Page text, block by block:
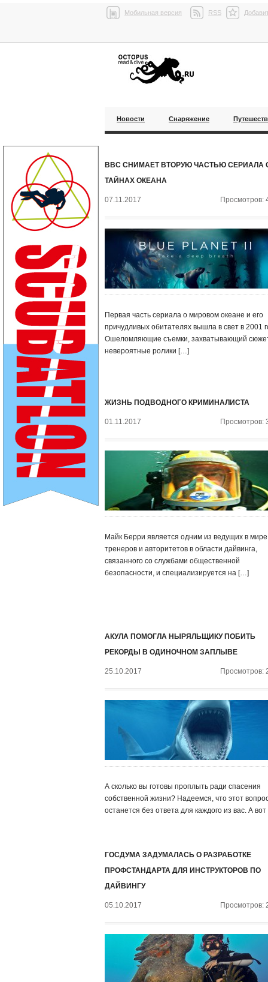
Мобильная версия RSS
Новости Снаряжение
BBC СНИМАЕТ ВТОРУЮ ЧАСТЬЮ СЕРИАЛА
ТАЙНАХ ОКЕАНА
07.11.2017 Просмотров:
Первая часть сериала о мировом океане и его
причудливых обитателях вышла в свет в 2001
Ошеломляющие съемки, захватывающий
невероятные ролики […]
ЖИЗНЬ ПОДВОДНОГО КРИМИНАЛИСТА
01.11.2017 Просмотров:
Майк Берри является одним из ведущих в мире
тренеров и авторитетов в области дайвинга,
связанного со службами общественной
безопасности, и специализируется на […]
АКУЛА ПОМОГЛА НЫРЯЛЬЩИКУ ПОБИТЬ
РЕКОРДЫ В ОДИНОЧНОМ ЗАПЛЫВЕ
25.10.2017 Просмотров:
А сколько вы готовы проплыть ради спасения
собственной жизни? Надеемся, что этот
останется без ответа для каждого из вас. А
ГОСДУМА ЗАДУМАЛАСЬ О РАЗРАБОТКЕ
ПРОФСТАНДАРТА ДЛЯ ИНСТРУКТОРОВ ПО
ДАЙВИНГУ
05.10.2017 Просмотров: